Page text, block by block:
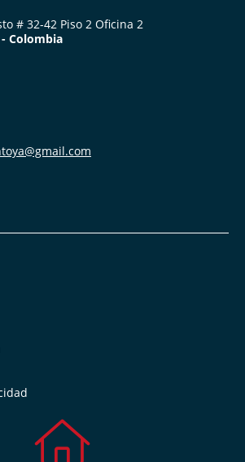
# 32-42 Piso 2 Oficina 2
Colombia